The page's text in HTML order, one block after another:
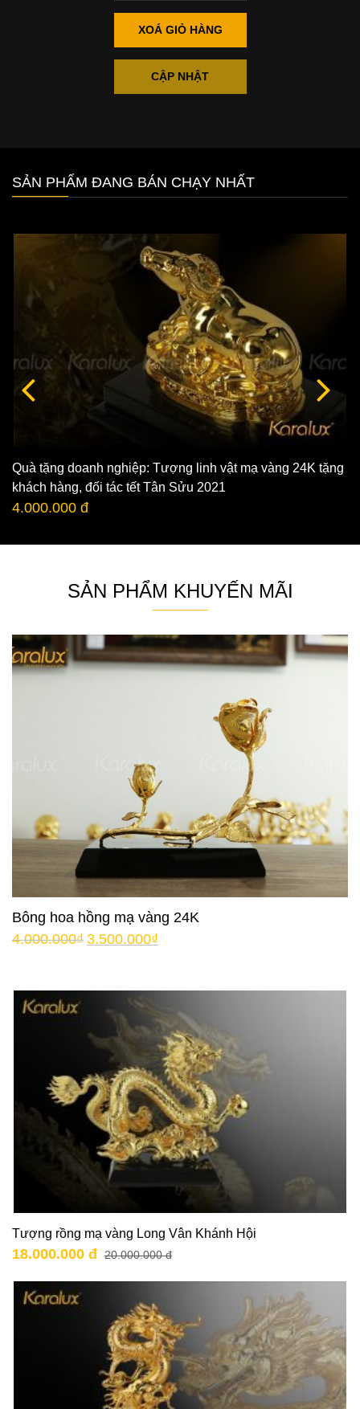
XOÁ GIỎ HÀNG
CẬP NHẬT
SẢN PHẨM ĐANG BÁN CHẠY NHẤT
Quà tặng doanh nghiệp: Tượng linh vật mạ vàng 24K tặng
khách hàng, đối tác tết Tân Sửu 2021
4.000.000 đ
SẢN PHẨM KHUYẾN MÃI
Bông hoa hồng mạ vàng 24K
4.000.000₫ 3.500.000₫
Tượng rồng mạ vàng Long Vân Khánh Hội
18.000.000 đ 20.000.000 đ